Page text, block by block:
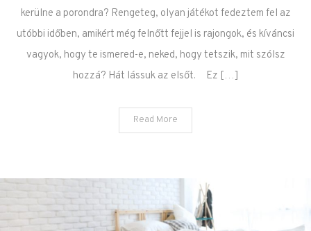
kerülne a porondra? Rengeteg, olyan játékot fedeztem fel az
utóbbi időben, amikért még felnőtt fejjel is rajongok, és kíváncsi
vagyok, hogy te ismered-e, neked, hogy tetszik, mit szólsz
hozzá? Hát lássuk az elsőt. Ez […]
Read More